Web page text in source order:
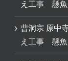
え工事 懸魚
曹洞宗 原中
え工事 懸魚